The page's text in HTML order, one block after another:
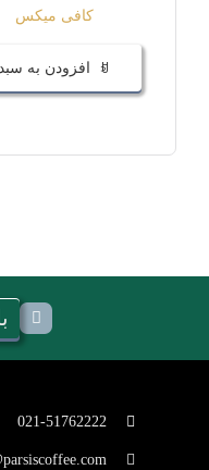
کافی میکس
افزودن به
021-51762222